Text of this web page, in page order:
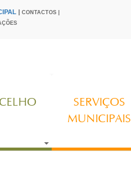
|CONTACTOS |
SERVIÇOS
MUNICIPAIS